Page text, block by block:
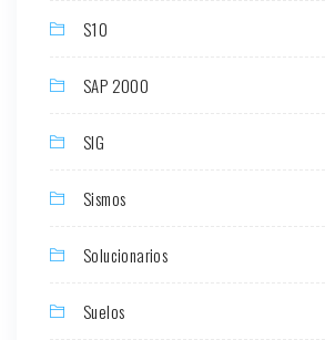
S10
SAP 2000
SIG
Sismos
Solucionarios
Suelos